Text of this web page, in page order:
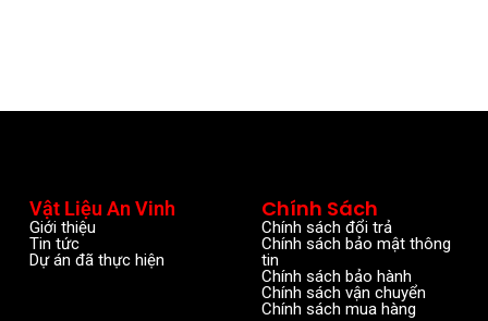
Vật Liệu An Vinh
Giới thiệu
Tin tức
Dự án đã thực hiện
Chính Sách
Chính sách đổi trả
Chính sách bảo mật thông
tin
Chính sách bảo hành
Chính sách vận chuyển
Chính sách mua hàng